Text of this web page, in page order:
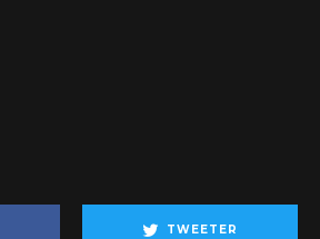
TWEETER